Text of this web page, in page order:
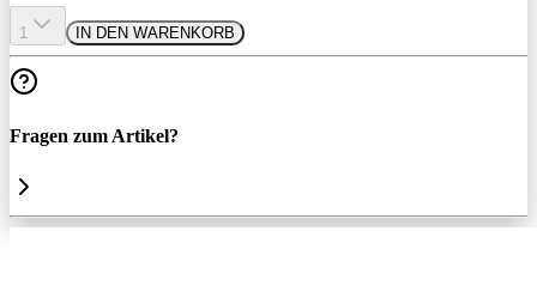
1 IN DEN WARENKORB
Fragen zum Artikel?